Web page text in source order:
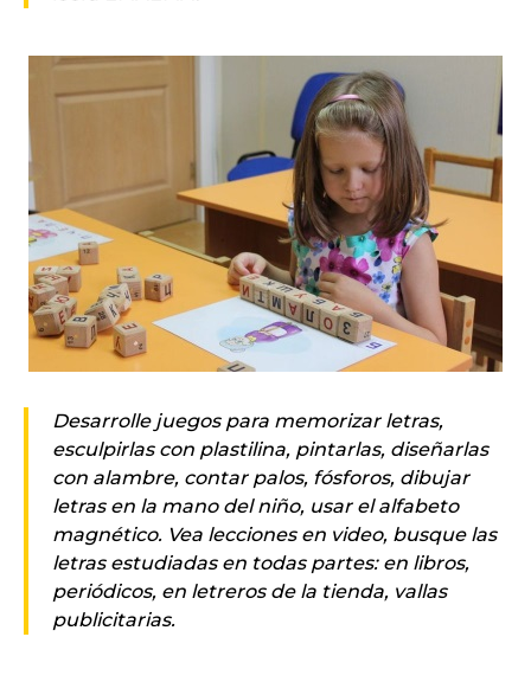
Desarrolle juegos para memorizar letras,
esculpirlas con plastilina, pintarlas, diseñarlas
con alambre, contar palos, fósforos, dibujar
letras en la mano del niño, usar el alfabeto
magnético. Vea lecciones en video, busque las
letras estudiadas en todas partes: en libros,
periódicos, en letreros de la tienda, vallas
publicitarias.